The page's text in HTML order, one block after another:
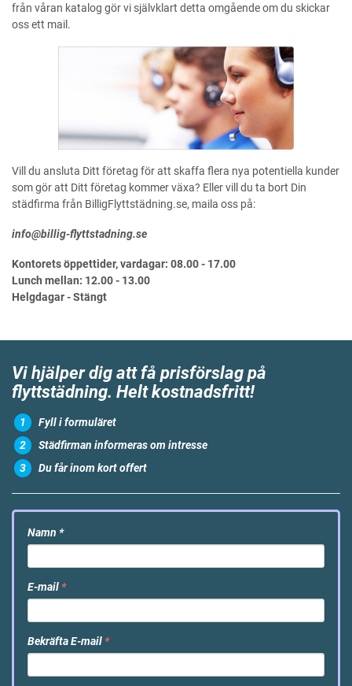
från våran katalog gör vi självklart detta omgående om du skickar
oss ett mail.
Vill du ansluta Ditt företag för att skaffa flera nya potentiella kunder
som gör att Ditt företag kommer växa? Eller vill du ta bort Din
städfirma från BilligFlyttstädning.se, maila oss på:
info@billig-flyttstadning.se
Kontorets öppettider, vardagar: 08.00 - 17.00
Lunch mellan: 12.00 - 13.00
Helgdagar - Stängt
Vi hjälper dig att få prisförslag på
flyttstädning. Helt kostnadsfritt!
Fyll i formuläret
Städfirman informeras om intresse
Du får inom kort offert
Namn *
E-mail *
Bekräfta E-mail *